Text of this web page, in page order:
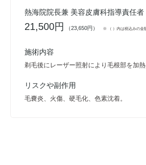
熱海院院長兼 美容皮膚科指導責任
21,500円 （23,650円） ※ （ ）内は税込みの金
施術内容
剃毛後にレーザー照射により毛根部を加熱
リスクや副作用
毛嚢炎、火傷、硬毛化、色素沈着。